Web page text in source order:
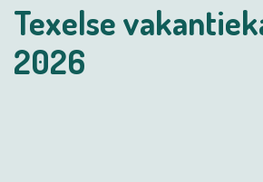
Texelse
2026